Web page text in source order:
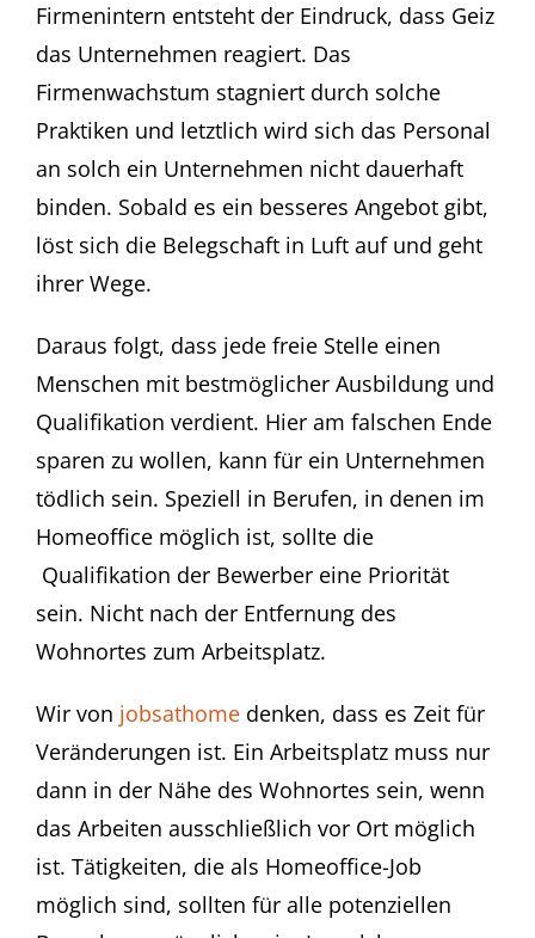
Firmenintern entsteht der Eindruck, dass Geiz
das Unternehmen reagiert. Das
Firmenwachstum stagniert durch solche
Praktiken und letztlich wird sich das Personal
an solch ein Unternehmen nicht dauerhaft
binden. Sobald es ein besseres Angebot gibt,
löst sich die Belegschaft in Luft auf und geht
ihrer Wege.
Daraus folgt, dass jede freie Stelle einen
Menschen mit bestmöglicher Ausbildung und
Qualifikation verdient. Hier am falschen Ende
sparen zu wollen, kann für ein Unternehmen
tödlich sein. Speziell in Berufen, in denen im
Homeoffice möglich ist, sollte die
Qualifikation der Bewerber eine Priorität
sein. Nicht nach der Entfernung des
Wohnortes zum Arbeitsplatz.
Wir von jobsathomedenken, dass es Zeit für
Veränderungen ist. Ein Arbeitsplatz muss nur
dann in der Nähe des Wohnortes sein, wenn
das Arbeiten ausschließlich vor Ort möglich
ist. Tätigkeiten, die als Homeoffice-Job
möglich sind, sollten für alle potenziellen